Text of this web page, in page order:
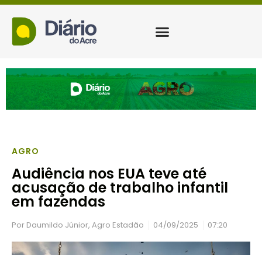
AGRO
Audiência nos EUA teve até
acusação de trabalho infantil
em fazendas
Por Daumildo Júnior, Agro Estadão 04/09/2025 07:20